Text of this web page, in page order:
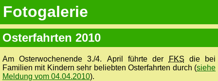
Fotogalerie
Osterfahrten 2010
Am Osterwochenende 3./4. April führte der FKS die bei
Familien mit Kindern sehr beliebten Osterfahrten durch (siehe
Meldung vom 04.04.2010).